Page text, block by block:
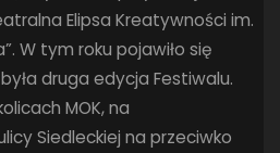
Elipsa Kreatywności im.
W tym roku pojawiło się
druga edycja Festiwalu.
MOK, na
Siedleckiej na przeciwko
SIEDLECKA(63)
SZCZECIN(72)
STOCZNIA SZCZECIN(40)
MĘŻCZYZN(92)
TENIS(26) TREFL SOPOT(26)